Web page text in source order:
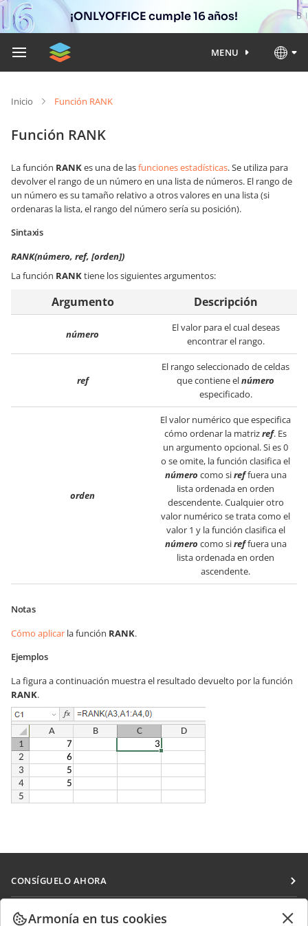
¡ONLYOFFICE cumple 16 años!
MENU
Inicio Función RANK
Función RANK
La función RANKes una de lasfunciones estadísticas. Se utiliza para
devolver el rango de un número en una lista de números. El rango de
un número es su tamaño relativo a otros valores en una lista (si
ordenaras la lista, el rango del número sería su posición).
Sintaxis
RANK(número, ref, [orden])
La función RANKtiene los siguientes argumentos:
Argumento Descripción
número
El valor para el cual deseas
encontrar el rango.
ref
El rango seleccionado de celdas
que contiene elnúmero
especificado.
orden
El valor numérico que especifica
cómo ordenar la matrizref. Es
un argumento opcional. Si es 0
o se omite, la función clasifica el
número como sireffuera una
lista ordenada en orden
descendente. Cualquier otro
valor numérico se trata como el
valor 1 y la función clasifica el
número como sireffuera una
lista ordenada en orden
ascendente.
Notas
Cómo aplicar la función RANK.
Ejemplos
La figura a continuación muestra el resultado devuelto por la función
RANK.
CONSÍGUELO AHORA
Docs
COLABORAR
Armonía en tus cookies